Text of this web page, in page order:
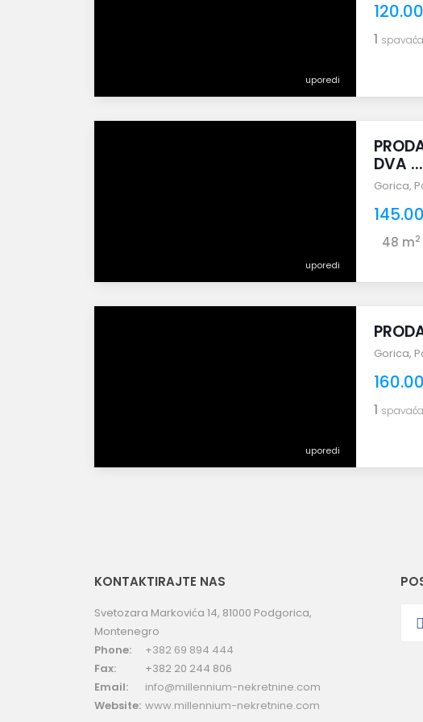
uporedi
1
uporedi
DVA ...
Gorica,
48 m2
uporedi
Gorica,
1
KONTAKTIRAJTE NAS
Svetozara Markovića 14, 81000 Podgorica,
Montenegro
Phone:
+382 69 894 444
Fax:
+382 20 244 806
Email:
info@millennium-nekretnine.com
Website: www.millennium-nekretnine.com